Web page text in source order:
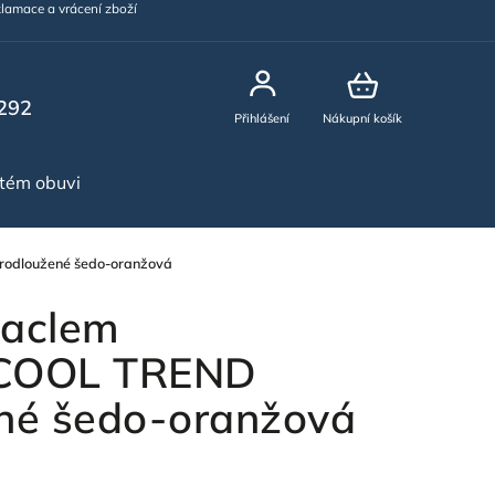
a vrácení zboží
Nákupní košík
Přihlášení
obuvi
šedo-oranžová
TREND
šedo-oranžová